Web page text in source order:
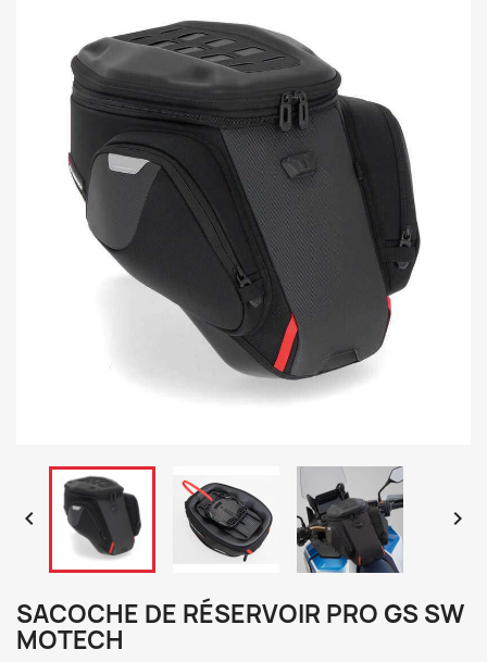
 
SACOCHE DE RÉSERVOIR PRO GS SW
MOTECH